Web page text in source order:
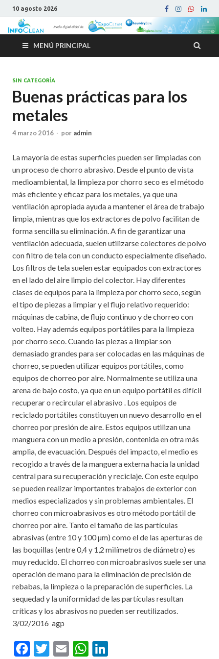
10 agosto 2026
MENÚ PRINCIPAL
SIN CATEGORÍA
Buenas prácticas para los
metales
4 marzo 2016 - por admin
La mayoría de estas superficies pueden ser limpiadas con
un proceso de chorro abrasivo. Desde el punto de vista
medioambiental, la limpieza por chorro seco es el método
más eficiente y eficaz para los metales, ya que una
ventilación apropiada ayuda a mantener el área de trabajo
limpia, mientras que los extractores de polvo facilitan de
forma sencilla su eliminación. A fin de garantizar una
ventilación adecuada, suelen utilizarse colectores de polvo
con filtro de tela con un conducto especialmente diseñado.
Los filtros de tela suelen estar equipados con extractores
en el lado del aire limpio del colector. Hay diferentes
clases de equipos para la limpieza por chorro seco, según
el tipo de piezas a limpiar y el flujo relativo requerido:
máquinas de cabina, de flujo continuo y de chorreo con
volteo. Hay además equipos portátiles para la limpieza
por chorro seco. Cuando las piezas a limpiar son
demasiado grandes para ser colocadas en las máquinas de
chorreo, se pueden utilizar equipos portátiles, como
equipos de chorreo por aire. Normalmente se utiliza una
arena de bajo costo, ya que en un equipo portátil es difícil
recuperar o recircular el abrasivo . Los equipos de
reciclado portátiles constituyen un nuevo desarrollo en el
chorreo por presión de aire. Estos equipos utilizan una
manguera con un medio a presión, contenida en otra más
amplia, de evacuación. Después del impacto, el medio es
recogido a través de la manguera externa hacia la unidad
central para su recuperación y reciclaje. Con este equipo
se pueden realizar importantes trabajos de exterior con
medios especializados y sin problemas ambientales. El
chorreo con microabrasivos es otro método portátil de
chorreo por aire. Tanto el tamaño de las partículas
abrasivas (entre 10 y 100 µm) como el de las aperturas de
las boquillas (entre 0,4 y 1,2 milímetros de diámetro) es
muy reducido. El chorreo con microabrasivos suele ser una
operación de mano para la eliminación de precisión de
rebabas, la limpieza o la preparación de superficies. La
sequedad y la uniformidad de las partículas resultan
críticas y los abrasivos no pueden ser reutilizados.
3/02/2016 agp
F
T
E
W